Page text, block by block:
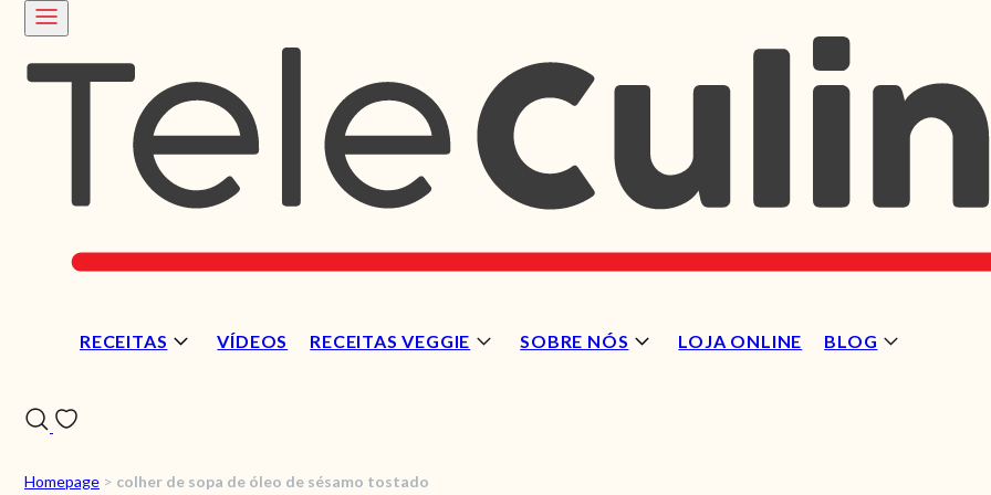
RECEITAS VÍDEOS RECEITAS VEGGIE SOBRE NÓS LOJA ONLINE BLOG
Homepage > colher de sopa de óleo de sésamo tostado